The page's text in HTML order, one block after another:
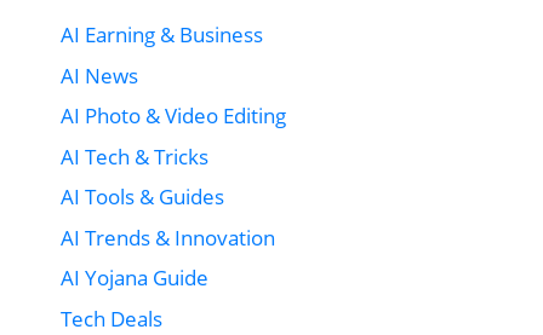
AI Earning & Business
AI News
AI Photo & Video Editing
AI Tech & Tricks
AI Tools & Guides
AI Trends & Innovation
AI Yojana Guide
Tech Deals